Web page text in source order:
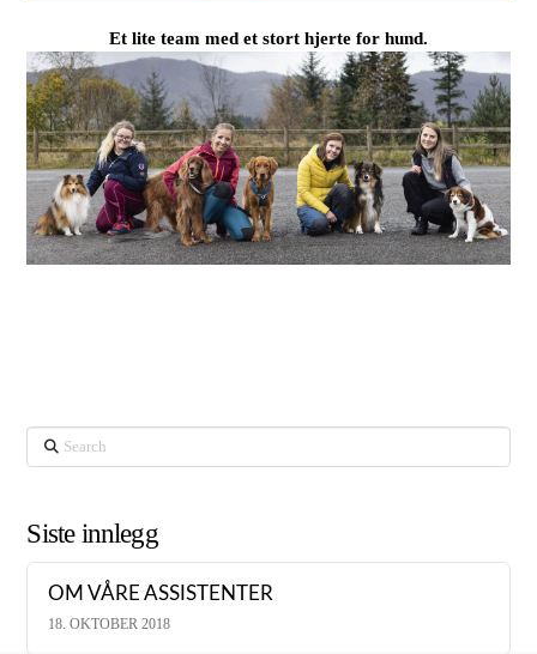
Et lite team med et stort hjerte for hund.
Search
Siste innlegg
OM VÅRE ASSISTENTER
18. OKTOBER 2018